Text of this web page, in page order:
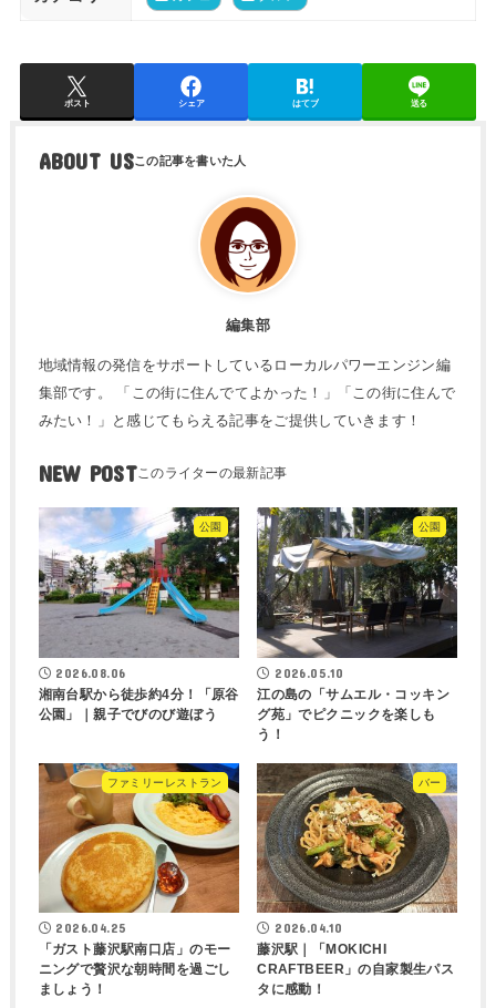
ポスト シェア はてブ 送る
ABOUT US
編集部
地域情報の発信をサポートしているローカルパワーエンジン編
集部です。 「この街に住んでてよかった！」「この街に住んで
みたい！」と感じてもらえる記事をご提供していきます！
NEW POST
公園
2026.08.06
湘南台駅から徒歩約4分！「原谷
公園」｜親子でびのび遊ぼう
公園
2026.05.10
江の島の「サムエル・コッキン
グ苑」でピクニックを楽しも
う！
ファミリーレストラン
2026.04.25
「ガスト藤沢駅南口店」のモー
ニングで贅沢な朝時間を過ごし
ましょう！
バー
2026.04.10
藤沢駅｜「MOKICHI
CRAFTBEER」の自家製生パス
タに感動！